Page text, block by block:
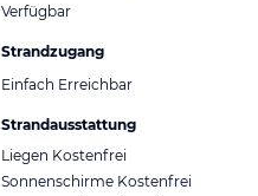
Verfügbar
Strandzugang
Einfach Erreichbar
Strandausstattung
Liegen Kostenfrei
Sonnenschirme Kostenfrei